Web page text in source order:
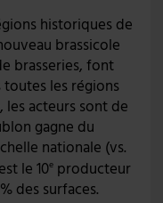
historiques de
brassicole
brasseries, font
toutes les régions
les acteurs sont de
gagne du
nationale (vs.
le 10eproducteur
des surfaces.